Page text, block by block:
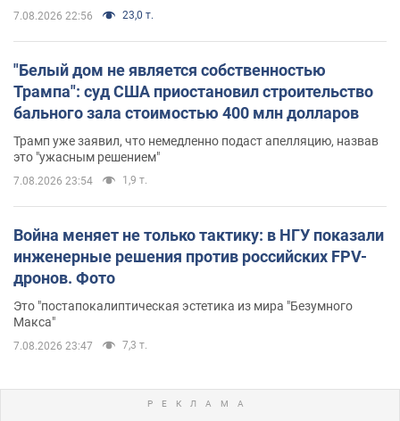
7.08.2026 22:56 23,0 т.
"Белый дом не является собственностью
Трампа": суд США приостановил строительство
бального зала стоимостью 400 млн долларов
Трамп уже заявил, что немедленно подаст апелляцию, назвав
это "ужасным решением"
7.08.2026 23:54 1,9 т.
Война меняет не только тактику: в НГУ показали
инженерные решения против российских FPV-
дронов. Фото
Это "постапокалиптическая эстетика из мира "Безумного
Макса"
7.08.2026 23:47 7,3 т.